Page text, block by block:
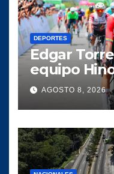
DEPORTES
Edgar
equipo
etapa de la
Colombia
AGOSTO 8, 2026